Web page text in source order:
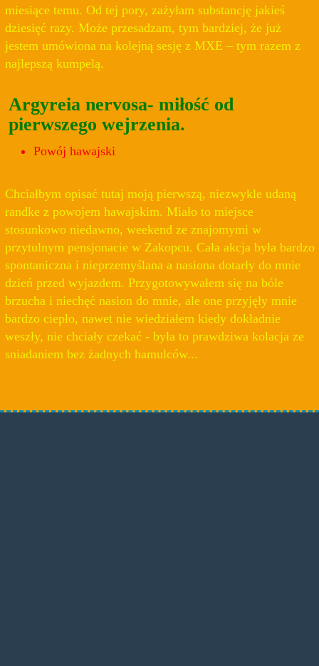
miesiące temu. Od tej pory, zażyłam substancję jakieś
dziesięć razy. Może przesadzam, tym bardziej, że już
jestem umówiona na kolejną sesję z MXE – tym razem z
najlepszą kumpelą.
Argyreia nervosa- miłość od
pierwszego wejrzenia.
Powój hawajski
Chciałbym opisać tutaj moją pierwszą, niezwykle udaną
randke z powojem hawajskim. Miało to miejsce
stosunkowo niedawno, weekend ze znajomymi w
przytulnym pensjonacie w Zakopcu. Cała akcja była bardzo
spontaniczna i nieprzemyślana a nasiona dotarły do mnie
dzień przed wyjazdem. Przygotowywałem się na bóle
brzucha i niechęć nasion do mnie, ale one przyjęły mnie
bardzo ciepło, nawet nie wiedziałem kiedy dokładnie
weszły, nie chciały czekać - była to prawdziwa kolacja ze
sniadaniem bez żadnych hamulców...